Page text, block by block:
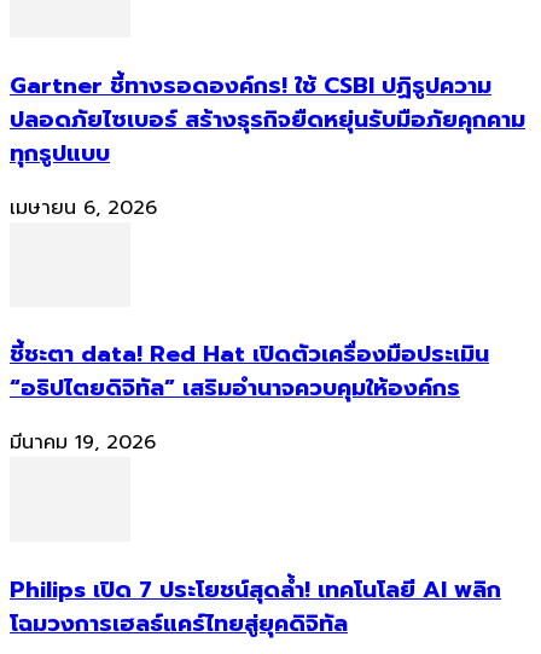
Gartner ชี้ทางรอดองค์กร! ใช้ CSBI ปฏิรูปความ
ปลอดภัยไซเบอร์ สร้างธุรกิจยืดหยุ่นรับมือภัยคุกคาม
ทุกรูปแบบ
เมษายน 6, 2026
ชี้ชะตา data! Red Hat เปิดตัวเครื่องมือประเมิน
“อธิปไตยดิจิทัล” เสริมอำนาจควบคุมให้องค์กร
มีนาคม 19, 2026
Philips เปิด 7 ประโยชน์สุดล้ำ! เทคโนโลยี AI พลิก
โฉมวงการเฮลธ์แคร์ไทยสู่ยุคดิจิทัล